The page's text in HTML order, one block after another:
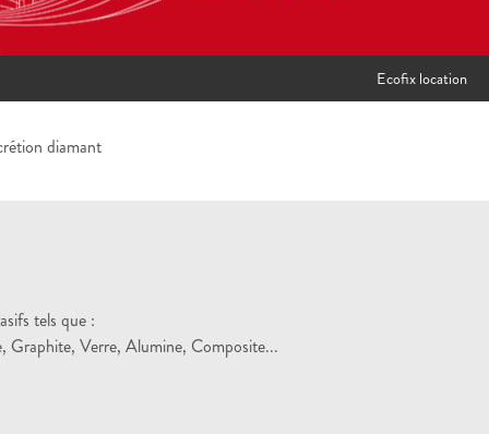
Ecofix location
diamant
tels que :
Graphite, Verre, Alumine, Composite...